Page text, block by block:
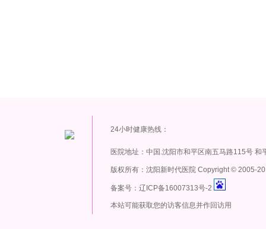
24小时健康热线：
医院地址：中国.沈阳市和平区南五马路115号 和
版权所有：沈阳新时代医院 Copyright© 2005-
备案号：辽ICP备16007313号-2
本站可能获取您的访客信息并作回访用